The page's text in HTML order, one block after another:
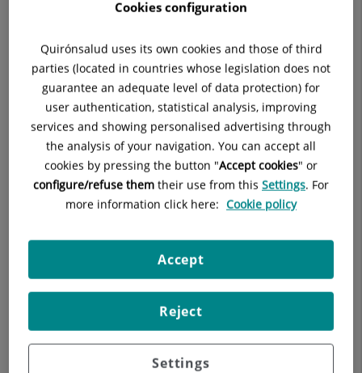
médico de familia que, acompañado de los mejores
pacientes.
La medicina de proximidad fomenta la atención integral del
paciente gracias a un conocimiento de los aspectos físicos,
psíquicos, emocionales, sociales y de entorno familiar. El
médico de familia es el facultativo de referencia al quien
acudir y pedir consejo, con quien se establece un vínculo y en
quien se deposita la confianza en la salud. La figura del
médico de familia es el centro alrededor del cual gira toda la
atención delCentre Mèdic Quirónsalud Rubí.
Cookies configuration
Quirónsalud uses its own cookies and those of third
parties (located in countries whose legislation does not
guarantee an adequate level of data protection) for
user authentication, statistical analysis, improving
services and showing personalised advertising through
the analysis of your navigation. You can accept all
cookies by pressing the button "Accept cookies" or
configure/refuse them their use from this Settings. For
more information click here: Cookie policy
Settings
Reject
Accept